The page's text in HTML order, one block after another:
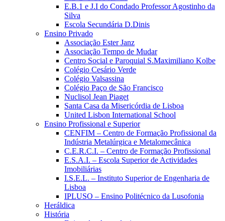
E.B.1 e J.I do Condado Professor Agostinho da
Silva
Escola Secundária D.Dinis
Ensino Privado
Associação Ester Janz
Associação Tempo de Mudar
Centro Social e Paroquial S.Maximiliano Kolbe
Colégio Cesário Verde
Colégio Valsassina
Colégio Paço de São Francisco
Nuclisol Jean Piaget
Santa Casa da Misericórdia de Lisboa
United Lisbon International School
Ensino Profissional e Superior
CENFIM – Centro de Formação Profissional da
Indústria Metalúrgica e Metalomecânica
C.E.R.C.I. – Centro de Formação Profissional
E.S.A.I. – Escola Superior de Actividades
Imobiliárias
I.S.E.L. – Instituto Superior de Engenharia de
Lisboa
IPLUSO – Ensino Politécnico da Lusofonia
Heráldica
História